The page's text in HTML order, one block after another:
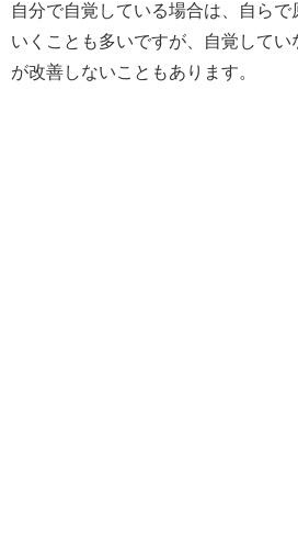
自分で自覚している場合は、自らで
いくことも多いですが、自覚してい
が改善しないこともあります。